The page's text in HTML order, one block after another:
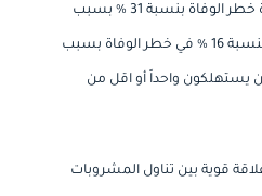
سكريين أو أكثر يومياً يرتبط بزيادة خطر الوفاة بنسبة 31 % بسبب
الأمراض القلبية الوعائية، وزيادة بنسبة 16 % في خطر الوفاة بسبب
يستهلكون واحداً أو اقل من
قوية بين تناول المشروبات